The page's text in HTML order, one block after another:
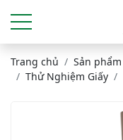
Trang chủ Sản phẩm
Thử Nghiệm Giấy